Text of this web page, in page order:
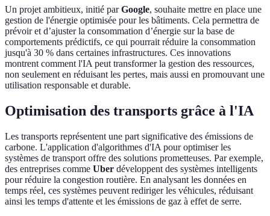
Un projet ambitieux, initié parGoogle, souhaite mettre en place une
gestion de l'énergie optimisée pour les bâtiments. Cela permettra de
prévoir et d’ajuster la consommation d’énergie sur la base de
comportements prédictifs, ce qui pourrait réduire la consommation
jusqu'à 30 % dans certaines infrastructures. Ces innovations
montrent comment l'IA peut transformer la gestion des ressources,
non seulement en réduisant les pertes, mais aussi en promouvant une
utilisation responsable et durable.
Optimisation des transports grâce à l'IA
Les transports représentent une part significative des émissions de
carbone. L'application d'algorithmes d'IA pour optimiser les
systèmes de transport offre des solutions prometteuses. Par exemple,
des entreprises comme Uber développent des systèmes intelligents
pour réduire la congestion routière. En analysant les données en
temps réel, ces systèmes peuvent rediriger les véhicules, réduisant
ainsi les temps d'attente et les émissions de gaz à effet de serre.